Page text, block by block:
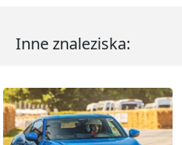
Inne znaleziska: